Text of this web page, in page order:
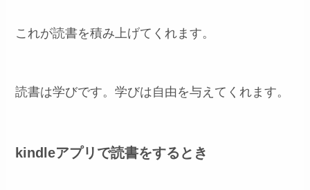
これが読書を積み上げてくれます。
読書は学びです。学びは自由を与えてくれます。
kindleアプリで読書をするとき